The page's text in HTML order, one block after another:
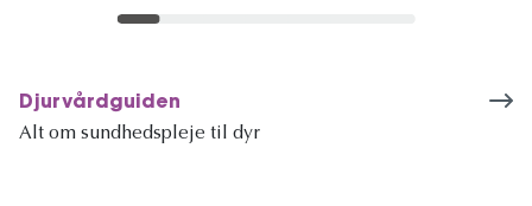
Djurvårdguiden
Alt om sundhedspleje til dyr